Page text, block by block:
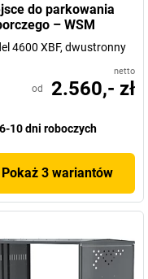
do parkowania
– WSM
4600 XBF, dwustronny
netto
od 2.560,- zł
6-10 dni roboczych
Pokaż 3 wariantów